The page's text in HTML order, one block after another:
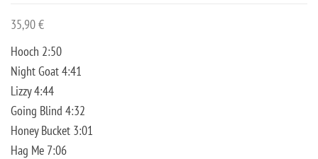
35,90€
Hooch 2:50
Night Goat 4:41
Lizzy 4:44
Going Blind 4:32
Honey Bucket 3:01
Hag Me 7:06